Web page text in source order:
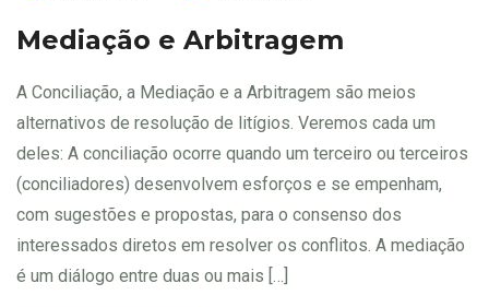
Mediação e Arbitragem
A Conciliação, a Mediação e a Arbitragem são meios
alternativos de resolução de litígios. Veremos cada um
deles: A conciliação ocorre quando um terceiro ou terceiros
(conciliadores) desenvolvem esforços e se empenham,
com sugestões e propostas, para o consenso dos
interessados diretos em resolver os conflitos. A mediação
é um diálogo entre duas ou mais […]